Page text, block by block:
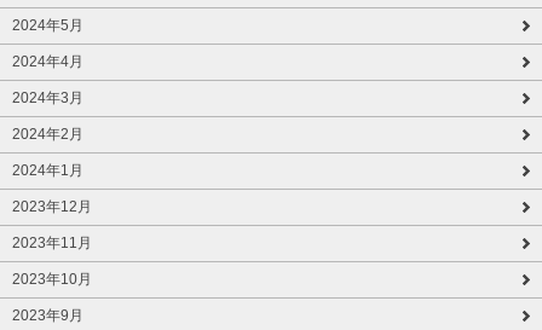
2024年5月
2024年4月
2024年3月
2024年2月
2024年1月
2023年12月
2023年11月
2023年10月
2023年9月